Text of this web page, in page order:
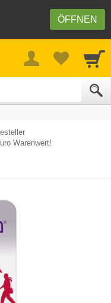
ÖFFNEN
Warenwert!